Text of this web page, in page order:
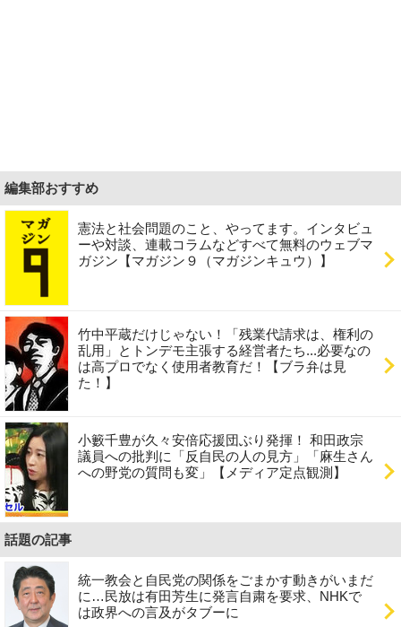
編集部おすすめ
憲法と社会問題のこと、やってます。インタビュ
ーや対談、連載コラムなどすべて無料のウェブマ
ガジン【マガジン９（マガジンキュウ）】
竹中平蔵だけじゃない！「残業代請求は、権利の
乱用」とトンデモ主張する経営者たち...必要なの
は高プロでなく使用者教育だ！【ブラ弁は見
た！】
小籔千豊が久々安倍応援団ぶり発揮！ 和田政宗
議員への批判に「反自民の人の見方」「麻生さん
への野党の質問も変」【メディア定点観測】
話題の記事
統一教会と自民党の関係をごまかす動きがいまだ
に…民放は有田芳生に発言自粛を要求、NHKで
は政界への言及がタブーに